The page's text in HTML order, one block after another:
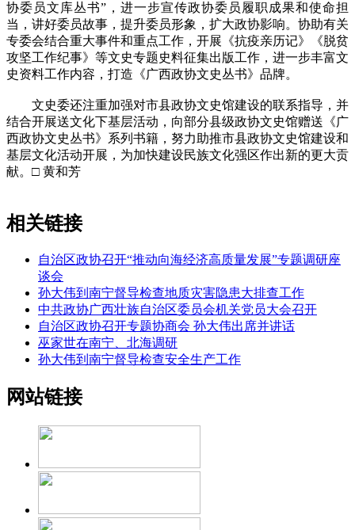
协委员文库丛书”，进一步宣传政协委员履职成果和使命担
当，讲好委员故事，提升委员形象，扩大政协影响。协助有关
专委会结合重大事件和重点工作，开展《抗疫亲历记》《脱贫
攻坚工作纪事》等文史专题史料征集出版工作，进一步丰富文
史资料工作内容，打造《广西政协文史丛书》品牌。
文史委还注重加强对市县政协文史馆建设的联系指导，并
结合开展送文化下基层活动，向部分县级政协文史馆赠送《广
西政协文史丛书》系列书籍，努力助推市县政协文史馆建设和
基层文化活动开展，为加快建设民族文化强区作出新的更大贡
献。□ 黄和芳
相关链接
自治区政协召开“推动向海经济高质量发展”专题调研座
谈会
孙大伟到南宁督导检查地质灾害隐患大排查工作
中共政协广西壮族自治区委员会机关党员大会召开
自治区政协召开专题协商会 孙大伟出席并讲话
巫家世在南宁、北海调研
孙大伟到南宁督导检查安全生产工作
网站链接